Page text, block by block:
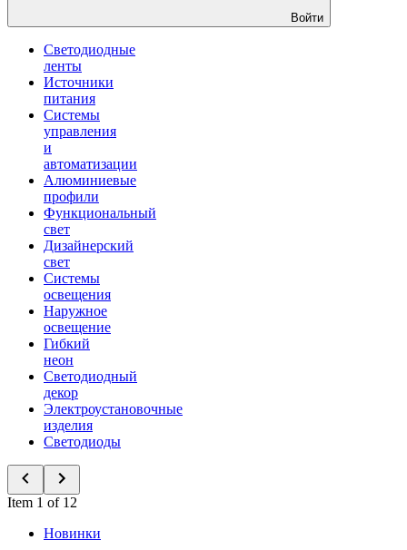
Войти
Светодиодные
ленты
Источники
питания
Системы
управления
и
автоматизации
Алюминиевые
профили
Функциональный
свет
Дизайнерский
свет
Системы
освещения
Наружное
освещение
Гибкий
неон
Светодиодный
декор
Электроустановочные
изделия
Светодиоды
Item 1 of 12
Новинки